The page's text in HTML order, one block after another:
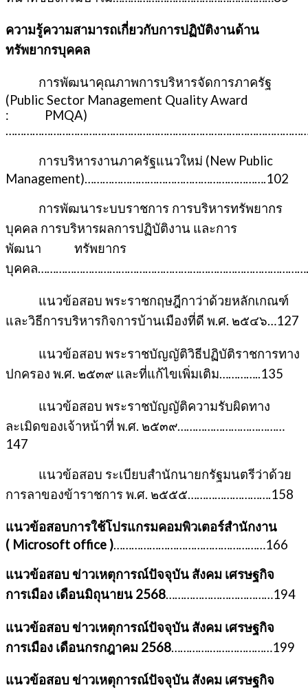
ความรู้ความสามารถเกี่ยวกับการปฏิบัติงานด้าน
ทรัพยากรบุคคล
การพัฒนาคุณภาพการบริหารจัดการภาครัฐ
(Public Sector Management Quality Award
: PMQA)
การบริหารงานภาครัฐแนวใหม่ (New Public
Management)…………………………………………………….102
การพัฒนาระบบราชการ การบริหารทรัพยากร
บุคคล การบริหารผลการปฏิบัติงาน และการ
พัฒนา ทรัพยากร
บุคคล
แนวข้อสอบ พระราชกฤษฎีกาว่าด้วยหลักเกณฑ์
และวิธีการบริหารกิจการบ้านเมืองที่ดี พ.ศ. ๒๕๔๖…127
แนวข้อสอบ พระราชบัญญัติวิธีปฏิบัติราชการทาง
ปกครอง พ.ศ. ๒๕๓๙ และที่แก้ไขเพิ่มเติม…………..135
แนวข้อสอบ พระราชบัญญัติความรับผิดทาง
ละเมิดของเจ้าหน้าที่ พ.ศ. ๒๕๓๙………………………………
147
แนวข้อสอบ ระเบียบสำนักนายกรัฐมนตรีว่าด้วย
การลาของข้าราชการ พ.ศ. ๒๕๕๕……………………….158
แนวข้อสอบการใช้โปรแกรมคอมพิวเตอร์สำนักงาน
( Microsoft office )……………………………………………166
แนวข้อสอบ ข่าวเหตุการณ์ปัจจุบัน สังคม เศรษฐกิจ
การเมือง เดือนมิถุนายน 2568………………………………194
แนวข้อสอบ ข่าวเหตุการณ์ปัจจุบัน สังคม เศรษฐกิจ
การเมือง เดือนกรกฎาคม 2568………….…………………199
แนวข้อสอบ ข่าวเหตุการณ์ปัจจุบัน สังคม เศรษฐกิจ